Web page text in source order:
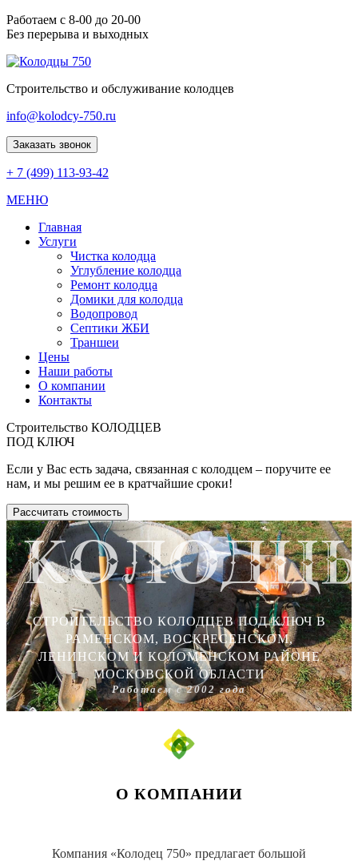
Работаем с 8-00 до 20-00
Без перерыва и выходных
Строительство и обслуживание колодцев
info@kolodcy-750.ru
Заказать звонок
+ 7 (499) 113-93-42
МЕНЮ
Главная
Услуги
Чистка колодца
Углубление колодца
Ремонт колодца
Домики для колодца
Водопровод
Септики ЖБИ
Траншеи
Цены
Наши работы
О компании
Контакты
Строительство КОЛОДЦЕВ
ПОД КЛЮЧ
Если у Вас есть задача, связанная с колодцем – поручите ее
нам, и мы решим ее в кратчайшие сроки!
Рассчитать стоимость
СТРОИТЕЛЬСТВО КОЛОДЦЕВ ПОД КЛЮЧ В
РАМЕНСКОМ, ВОСКРЕСЕНСКОМ,
ЛЕНИНСКОМ И КОЛОМЕНСКОМ РАЙОНЕ
МОСКОВСКОЙ ОБЛАСТИ
Работаем с 2002 года
О КОМПАНИИ
Компания «Колодец 750» предлагает большой